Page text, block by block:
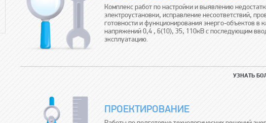
Комплекс работ по настройки и выявлению
электроустановки, исправление несоответствий,
готовности и функционирования энерго-объектов в
напряжений 0,4 , 6(10), 35, 110кВ с последующим
эксплуатацию.
УЗНАТЬ
ПРОЕКТИРОВАНИЕ